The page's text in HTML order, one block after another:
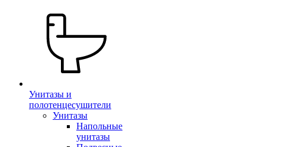
Унитазы и
полотенцесушители
Унитазы
Напольные
унитазы